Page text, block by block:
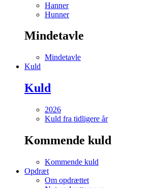
Hanner
Hunner
Mindetavle
Mindetavle
Kuld
Kuld
2026
Kuld fra tidligere år
Kommende kuld
Kommende kuld
Opdræt
Om opdrættet